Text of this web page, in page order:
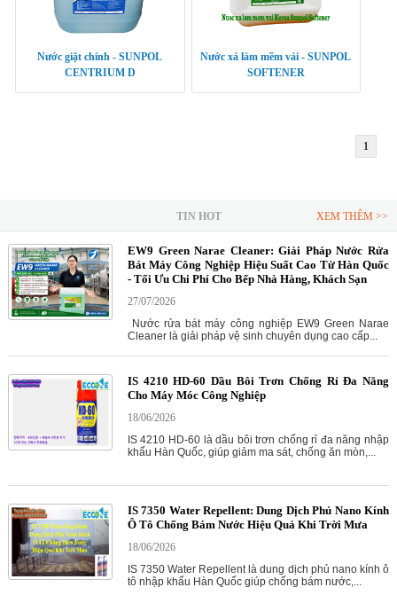
Nước giặt chính - SUNPOL
CENTRIUM D
Nước xả làm mềm vải - SUNPOL
SOFTENER
1
TIN HOT XEM THÊM >>
EW9 Green Narae Cleaner: Giải Pháp Nước Rửa
Bát Máy Công Nghiệp Hiệu Suất Cao Từ Hàn Quốc
- Tối Ưu Chi Phí Cho Bếp Nhà Hàng, Khách Sạn
27/07/2026
Nước rửa bát máy công nghiệp EW9 Green Narae
Cleaner là giải pháp vệ sinh chuyên dụng cao cấp...
IS 4210 HD-60 Dầu Bôi Trơn Chống Rỉ Đa Năng
Cho Máy Móc Công Nghiệp
18/06/2026
IS 4210 HD-60 là dầu bôi trơn chống rỉ đa năng nhập
khẩu Hàn Quốc, giúp giảm ma sát, chống ăn mòn,...
IS 7350 Water Repellent: Dung Dịch Phủ Nano Kính
Ô Tô Chống Bám Nước Hiệu Quả Khi Trời Mưa
18/06/2026
IS 7350 Water Repellent là dung dịch phủ nano kính ô
tô nhập khẩu Hàn Quốc giúp chống bám nước,...